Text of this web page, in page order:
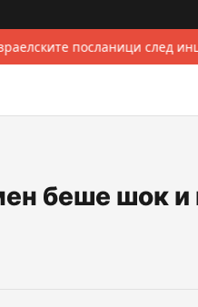
посланици след
беше шок